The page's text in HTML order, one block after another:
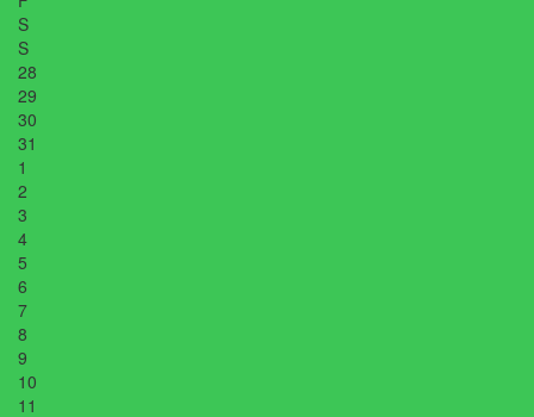
S
S
28
29
30
31
1
2
3
4
5
6
7
8
9
10
11